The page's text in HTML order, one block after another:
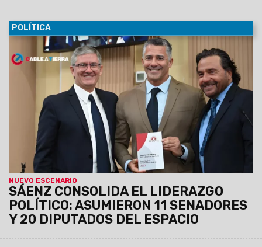
POLÍTICA
NUEVO ESCENARIO
SÁENZ CONSOLIDA EL LIDERAZGO
POLÍTICO: ASUMIERON 11 SENADORES
Y 20 DIPUTADOS DEL ESPACIO
25/11/2025
Tras prestar juramento los nuevos senadores y
diputados provinciales,
el oficialismo ratificó su victoria
de mayo al asegurarse 11 de las 12 bancas en el Senado
y 20 de 30 en Diputados.
La nueva conformación de la
Legislatura dará continuidad a la agenda política e
institucional para el nuevo ciclo de cuatro años.